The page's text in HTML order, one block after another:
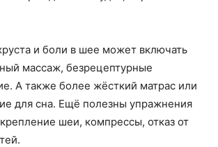
и боли в шее может включать
массаж, безрецептурные
А также более жёсткий матрас или
для сна. Ещё полезны упражнения
шеи, компрессы, отказ от